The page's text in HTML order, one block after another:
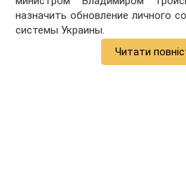
назначить обновление личного
системы Украины.
Читати